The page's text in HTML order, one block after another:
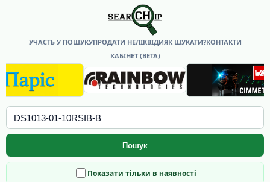
УЧАСТЬ У ПОШУКУПРОДАТИ НЕЛІКВІДИЯК ШУКАТИ?КОНТАКТИ
КАБІНЕТ (BETA)
Пошук
Показати тільки в наявності